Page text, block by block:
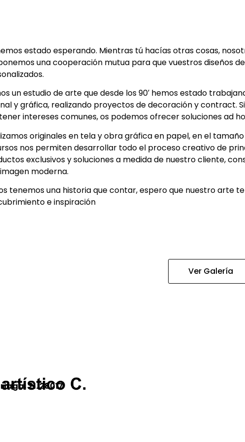
estado esperando. Mientras tú hacías otras cosas,
una cooperación mutua para que vuestros diseños
un estudio de arte que desde los 90′ hemos estado
y gráfica, realizando proyectos de decoración y contract.
intereses comunes, os podemos ofrecer soluciones ad
originales en tela y obra gráfica en papel, en el
nos permiten desarrollar todo el proceso creativo de
exclusivos y soluciones a medida de nuestro cliente,
moderna.
tenemos una historia que contar, espero que nuestro arte
e inspiración
Ver Galería
21. 28017